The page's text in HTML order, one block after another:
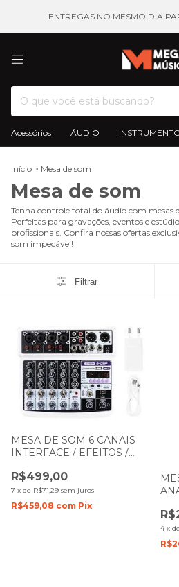
ENTREGAS NO MESMO DIA
Acessórios ÁUDIO
Início > Mesa de som
Mesa de som
Tenha controle total do áudio com mesas
Perfeitas para gravações, eventos e
profissionais. Confira nossas ofertas
som impecável!
Filtrar
MESA DE SOM 6 CANAIS
INTERFACE / EFEITOS /
PHANTOM POWER / ST-
6DSP WALDMAN
R$499,00
7 x de R$71,29 sem juros
R$459,08 com Pix
4 x de